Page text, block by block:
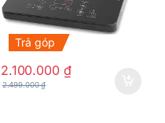
Trả góp
2.100.000 ₫
2.499.000₫